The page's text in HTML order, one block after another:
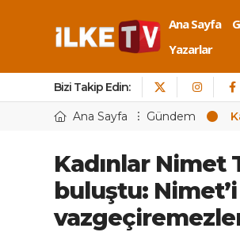
Ana Sayfa
Yazarlar
Bizi Takip Edin:
Ana Sayfa Gündem
Kadınlar Nimet
buluştu: